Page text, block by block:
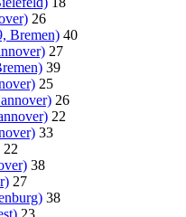
26
Bremen) 40
27
39
25
26
22
33
22
38
27
38
23